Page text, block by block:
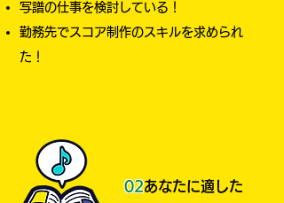
写譜の仕事を検討している！
勤務先でスコア制作のスキルを求められ
た！
02あなたに適した